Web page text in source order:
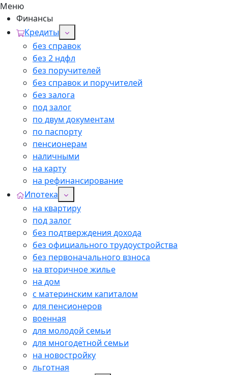
Меню
Финансы
Кредиты
без справок
без 2 ндфл
без поручителей
без справок и поручителей
без залога
под залог
по двум документам
по паспорту
пенсионерам
наличными
на карту
на рефинансирование
Ипотека
на квартиру
под залог
без подтверждения дохода
без официального трудоустройства
без первоначального взноса
на вторичное жилье
на дом
с материнским капиталом
для пенсионеров
военная
для молодой семьи
для многодетной семьи
на новостройку
льготная